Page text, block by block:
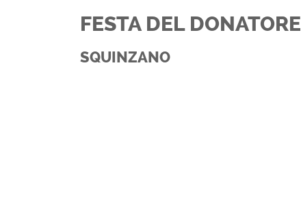
FESTA DEL DONATORE
SQUINZANO